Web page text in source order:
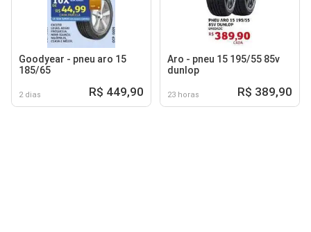
Goodyear - pneu aro 15
185/65
2 dias R$ 449,90
Aro - pneu 15 195/55 85v
dunlop
23 horas R$ 389,90